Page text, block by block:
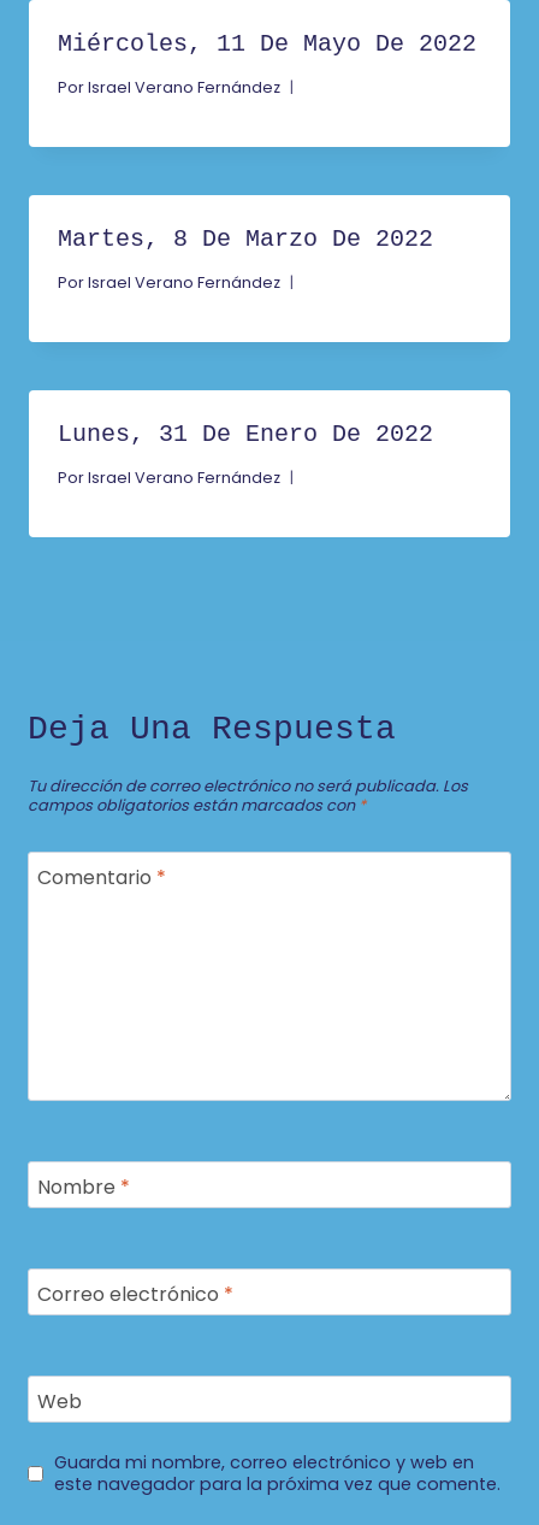
Miércoles, 11 De Mayo De 2022
PorIsrael Verano Fernández
Martes, 8 De Marzo De 2022
PorIsrael Verano Fernández
Lunes, 31 De Enero De 2022
PorIsrael Verano Fernández
Deja Una Respuesta
Tu dirección de correo electrónico no será publicada. Los
campos obligatorios están marcados con *
Comentario *
Nombre *
Correo electrónico *
Web
Guarda mi nombre, correo electrónico y web en
este navegador para la próxima vez que comente.